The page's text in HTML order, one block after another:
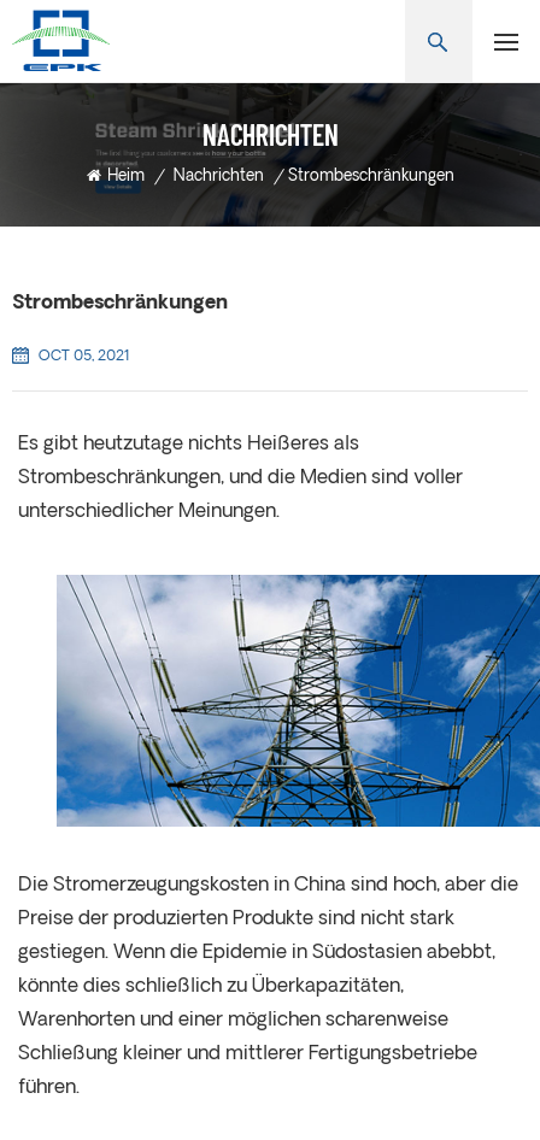
NACHRICHTEN
Heim / Nachrichten / Strombeschränkungen
Strombeschränkungen
OCT 05, 2021
Es gibt heutzutage nichts Heißeres als
Strombeschränkungen, und die Medien sind voller
unterschiedlicher Meinungen.
Die Stromerzeugungskosten in China sind hoch, aber die
Preise der produzierten Produkte sind nicht stark
gestiegen. Wenn die Epidemie in Südostasien abebbt,
könnte dies schließlich zu Überkapazitäten,
Warenhorten und einer möglichen scharenweise
Schließung kleiner und mittlerer Fertigungsbetriebe
führen.